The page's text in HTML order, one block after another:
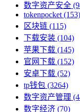
数字资产安全
tokenpocket (153)
区块链 (115)
下载安装 (104)
苹果下载 (145)
官网下载 (152)
安卓下载 (52)
tp钱包 (3264)
数字资产管理
数字经济 (70)